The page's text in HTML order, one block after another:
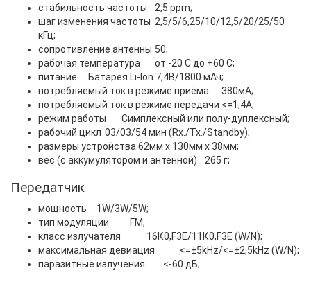
стабильность частоты
2,5 ppm;
шаг изменения частоты 2,5/5/6,25/10/12,5/20/25/50
кГц;
сопротивление антенны 50;
рабочая температура
от -20 С до +60 С;
питание
Батарея Li-Ion 7,4В/1800 мАч;
потребляемый ток в режиме приёма
380мА;
потребляемый ток в режиме передачи <=1,4А;
режим работы
Симплексный или полу-дуплексный;
рабочий цикл 03/03/54 мин (Rx./Tx./Standby);
размеры устройства 62мм х 130мм х 38мм;
вес (с аккумулятором и антенной)
265 г;
Передатчик
мощность
1W/3W/5W;
тип модуляции
FM;
класс излучателя
16К0,F3E/11К0,F3E (W/N);
максимальная девиация
<=±5kHz/<=±2,5kHz (W/N);
паразитные излучения
<-60 дБ;